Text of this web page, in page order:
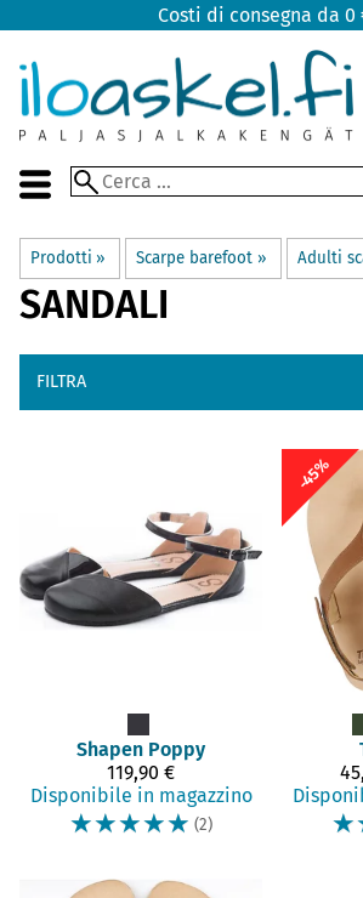
Costi di consegna da 0
Prodotti ‪» Scarpe barefoot ‪» Adulti
SANDALI
FILTRA
Shapen Poppy
119,90 €
Disponibile in magazzino
☆☆☆☆☆ (2)
-45%
☆